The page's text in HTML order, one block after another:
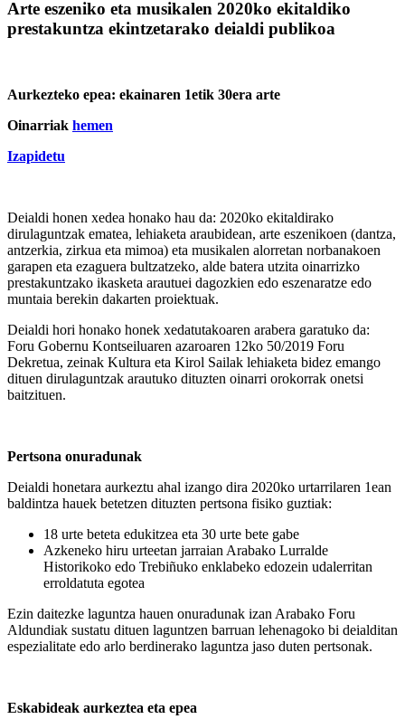
Arte eszeniko eta musikalen 2020ko ekitaldiko
prestakuntza ekintzetarako deialdi publikoa
Aurkezteko epea: ekainaren 1etik 30era arte
Oinarriak hemen
Izapidetu
Deialdi honen xedea honako hau da: 2020ko ekitaldirako
dirulaguntzak ematea, lehiaketa araubidean, arte eszenikoen (dantza,
antzerkia, zirkua eta mimoa) eta musikalen alorretan norbanakoen
garapen eta ezaguera bultzatzeko, alde batera utzita oinarrizko
prestakuntzako ikasketa arautuei dagozkien edo eszenaratze edo
muntaia berekin dakarten proiektuak.
Deialdi hori honako honek xedatutakoaren arabera garatuko da:
Foru Gobernu Kontseiluaren azaroaren 12ko 50/2019 Foru
Dekretua, zeinak Kultura eta Kirol Sailak lehiaketa bidez emango
dituen dirulaguntzak arautuko dituzten oinarri orokorrak onetsi
baitzituen.
Pertsona onuradunak
Deialdi honetara aurkeztu ahal izango dira 2020ko urtarrilaren 1ean
baldintza hauek betetzen dituzten pertsona fisiko guztiak:
18 urte beteta edukitzea eta 30 urte bete gabe
Azkeneko hiru urteetan jarraian Arabako Lurralde
Historikoko edo Trebiñuko enklabeko edozein udalerritan
erroldatuta egotea
Ezin daitezke laguntza hauen onuradunak izan Arabako Foru
Aldundiak sustatu dituen laguntzen barruan lehenagoko bi deialditan
espezialitate edo arlo berdinerako laguntza jaso duten pertsonak.
Eskabideak aurkeztea eta epea